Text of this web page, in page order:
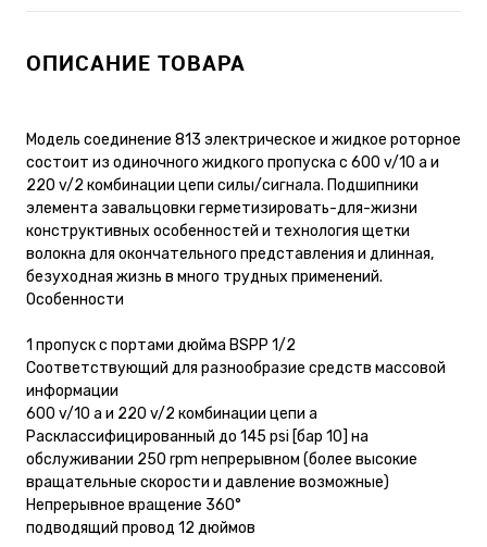
ОПИСАНИЕ ТОВАРА
Модель соединение 813 электрическое и жидкое роторное
состоит из одиночного жидкого пропуска с 600 v/10 a и
220 v/2 комбинации цепи силы/сигнала. Подшипники
элемента завальцовки герметизировать-для-жизни
конструктивных особенностей и технология щетки
волокна для окончательного представления и длинная,
безуходная жизнь в много трудных применений.
Особенности
1 пропуск с портами дюйма BSPP 1/2
Соответствующий для разнообразие средств массовой
информации
600 v/10 a и 220 v/2 комбинации цепи a
Расклассифицированный до 145 psi [бар 10] на
обслуживании 250 rpm непрерывном (более высокие
вращательные скорости и давление возможные)
Непрерывное вращение 360°
подводящий провод 12 дюймов